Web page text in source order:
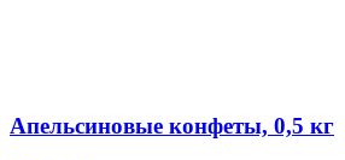
Апельсиновые конфеты, 0,5 кг